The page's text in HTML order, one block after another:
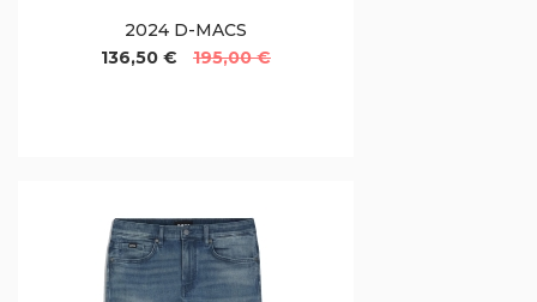
2024 D-MACS
136,50 €
195,00 €